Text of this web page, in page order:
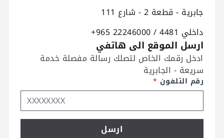
جابرية - قطعة 2 - شارع 111
+965 22246000 / داخلي 4481
ارسل الموقع الى هاتفي
ادخل رقمك الخاص لتصلك رسالة مفصلة خدمة
سريعة - الجابرية
رقم التلفون *
ارسل